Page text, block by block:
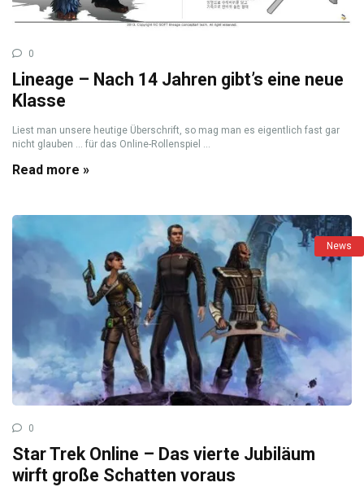
0
Lineage – Nach 14 Jahren gibt’s eine neue
Klasse
Liest man unsere heutige Überschrift, so mag man es eigentlich fast gar
nicht glauben … für das Online-Rollenspiel ...
Read more »
News
0
Star Trek Online – Das vierte Jubiläum
wirft große Schatten voraus